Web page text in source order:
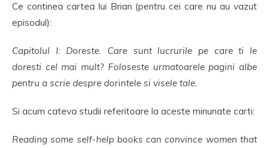
Ce continea cartea lui Brian (pentru cei care nu au vazut
episodul):
Capitolul I: Doreste. Care sunt lucrurile pe care ti le
doresti cel mai mult? Foloseste urmatoarele pagini albe
pentru a scrie despre dorintele si visele tale.
Si acum cateva studii referitoare la aceste minunate carti:
Reading some self-help books can convince women that